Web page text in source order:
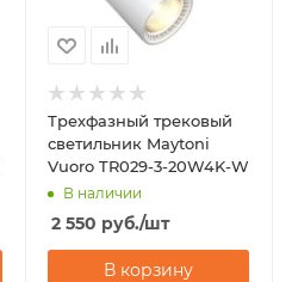
Трехфазный трековый
светильник Maytoni
Vuoro TR029-3-20W4K-W
В наличии
2 550 руб./шт
В корзину